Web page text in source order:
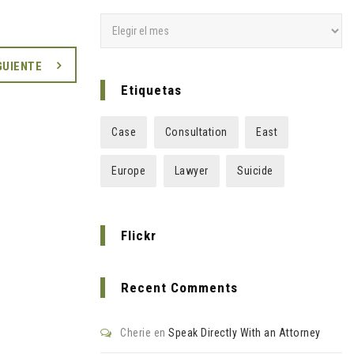
Etiquetas
Case Consultation East
Europe Lawyer Suicide
Flickr
Recent Comments
Cherie en Speak Directly With an Attorney